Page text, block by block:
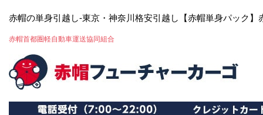
赤帽の単身引越し-東京・神奈川格安引越し【赤帽単身パック】
赤帽首都圏軽自動車運送協同組合